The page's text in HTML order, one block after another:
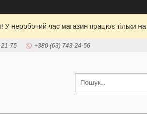
У неробочий час магазин працює тільки
75 +380 (63) 743-24-56